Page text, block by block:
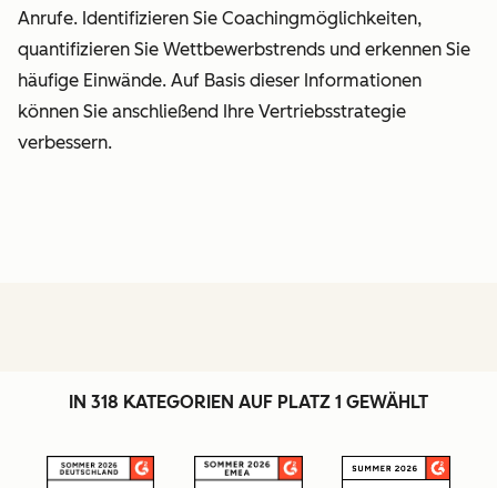
Anrufe. Identifizieren Sie Coachingmöglichkeiten,
quantifizieren Sie Wettbewerbstrends und erkennen Sie
häufige Einwände. Auf Basis dieser Informationen
können Sie anschließend Ihre Vertriebsstrategie
verbessern.
IN 318 KATEGORIEN AUF PLATZ 1 GEWÄHLT